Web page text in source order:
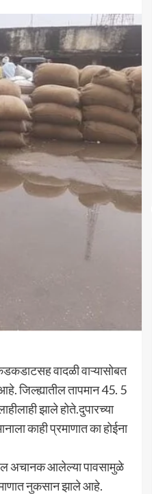
वादळी वाऱ्यासोबत
जिल्ह्यातील तापमान 45. 5
झाले होते.दुपारच्या
काही प्रमाणात का होईना
अचानक आलेल्या पावसामुळे
नुकसान झाले आहे.